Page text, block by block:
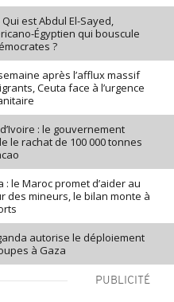
Qui est Abdul El-Sayed,
Égyptien qui bouscule
?
après l’afflux massif
Ceuta face à l’urgence
: le gouvernement
le rachat de 100 000 tonnes
: le Maroc promet d’aider au
des mineurs, le bilan monte à
autorise le déploiement
à Gaza
PUBLICITÉ